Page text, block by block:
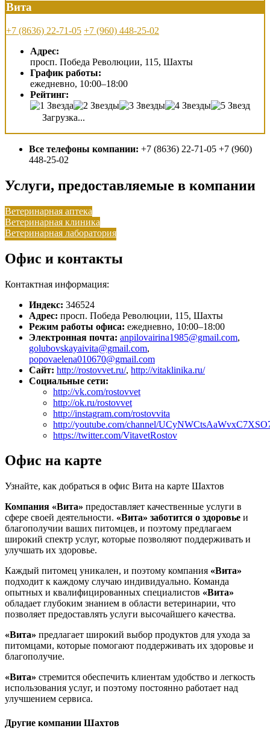
Вита
+7 (8636) 22-71-05 +7 (960) 448-25-02
Адрес:
просп. Победа Революции, 115, Шахты
График работы:
ежедневно, 10:00–18:00
Рейтинг:
Загрузка...
Все телефоны компании: +7 (8636) 22-71-05 +7 (960)
448-25-02
Услуги, предоставляемые в компании
Ветеринарная аптека
Ветеринарная клиника
Ветеринарная лаборатория
Офис и контакты
Контактная информация:
Индекс: 346524
Адрес: просп. Победа Революции, 115, Шахты
Режим работы офиса: ежедневно, 10:00–18:00
Электронная почта: anpilovairina1985@gmail.com,
golubovskayaivita@gmail.com,
popovaelena010670@gmail.com
Сайт: http://rostovvet.ru/, http://vitaklinika.ru/
Социальные сети:
http://vk.com/rostovvet
http://ok.ru/rostovvet
http://instagram.com/rostovvita
http://youtube.com/channel/
https://twitter.com/VitavetRostov
Офис на карте
Узнайте, как добраться в офис Вита на карте Шахтов
Компания «Вита» предоставляет качественные услуги в
сфере своей деятельности. «Вита» заботится о здоровье и
благополучии ваших питомцев, и поэтому предлагаем
широкий спектр услуг, которые позволяют поддерживать и
улучшать их здоровье.
Каждый питомец уникален, и поэтому компания «Вита»
подходит к каждому случаю индивидуально. Команда
опытных и квалифицированных специалистов «Вита»
обладает глубоким знанием в области ветеринарии, что
позволяет предоставлять услуги высочайшего качества.
«Вита» предлагает широкий выбор продуктов для ухода за
питомцами, которые помогают поддерживать их здоровье и
благополучие.
«Вита» стремится обеспечить клиентам удобство и легкость
использования услуг, и поэтому постоянно работает над
улучшением сервиса.
Другие компании Шахтов